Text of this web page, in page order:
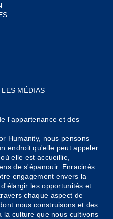
MÉDIAS
l'appartenance et des
Humanity, nous pensons
endroit qu'elle peut appeler
elle est accueillie,
de s'épanouir. Enracinés
engagement envers la
les opportunités et
chaque aspect de
nous construisons et des
la culture que nous cultivons